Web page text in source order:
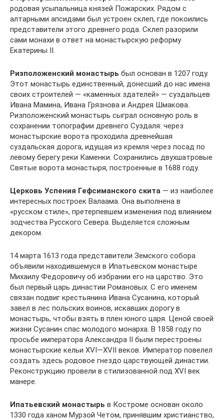
родовая усыпальница князей Пожарских. Рядом с
алтарными апсидами был устроен склеп, где покоились
представители этого древнего рода. Склеп разорили
сами монахи в ответ на монастырскую реформу
Екатерины II.
Ризположенский монастырь был основан в 1207 году.
Этот монастырь единственный, донесший до нас имена
своих строителей — «каменных здателей» — суздальцев
Ивана Мамина, Ивана Грязнова и Андрея Шмакова.
Ризположенский монастырь сыграл основную роль в
сохранении топографии древнего Суздаля: через
монастырские ворота проходила древнейшая
суздальская дорога, идущая из кремля через посад по
левому берегу реки Каменки. Сохранились двухшатровые
Святые ворота монастыря, построенные в 1688 году.
Церковь Успения Гефсиманского скита — из наиболее
интересных построек Валаама. Она выполнена в
«русском стиле», претерпевшем изменения под влиянием
зодчества Русского Севера. Выделяется сложным
декором.
14 марта 1613 года представители Земского собора
объявили находившемуся в Ипатьевском монастыре
Михаилу Федоровичу об избрании его на царство. Это
был первый царь династии Романовых. С его именем
связан подвиг крестьянина Ивана Сусанина, который
завел в лес польских воинов, искавших дорогу в
монастырь, чтобы взять в плен юного царя. Ценой своей
жизни Сусанин спас молодого монарха. В 1858 году по
просьбе императора Александра II были перестроены
монастырские кельи XVI—XVII веков. Император повелел
создать здесь родовое гнездо царствующей династии.
Реконструкцию провели в стилизованной под XVI век
манере.
Ипатьевский монастырь в Костроме основан около
1330 года ханом Мурзой Четом, принявшим христианство,